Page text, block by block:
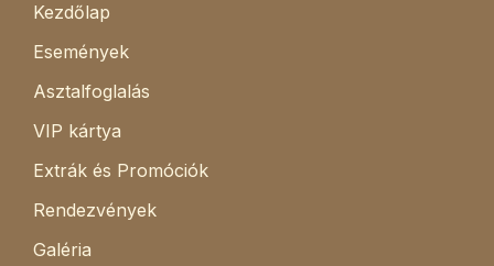
Kezdőlap
Események
Asztalfoglalás
VIP kártya
Extrák és Promóciók
Rendezvények
Galéria